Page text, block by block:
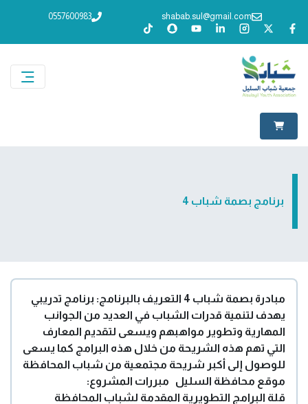
shabab.sul@gmail.com
0557600983
برنامج بصمة شباب 4
مبادرة بصمة شباب 4 التعريف بالبرنامج: برنامج تدريبي
يهدف لتنمية قدرات الشباب في العديد من الجوانب
المهارية وتطوير مواهبهم ويسعى لتقديم المعارف
التي تهم هذه الشريحة من خلال هذه البرامج كما يسعى
للوصول إلى أكبر شريحة مجتمعية من شباب المحافظة
موقع محافظة السليل
مبررات المشروع:
قلة البرامج التطويرية المقدمة لشباب المحافظة